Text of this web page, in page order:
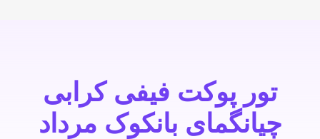
تور پوکت فیفی کرابی
چیانگمای بانکوک مرداد